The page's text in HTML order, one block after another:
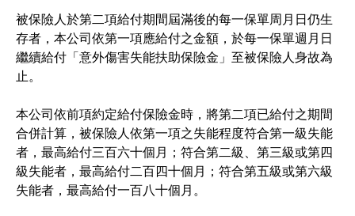
被保險人於第二項給付期間屆滿後的每一保單周月日仍生
存者，本公司依第一項應給付之金額，於每一保單週月日
繼續給付「意外傷害失能扶助保險金」至被保險人身故為
止。
本公司依前項約定給付保險金時，將第二項已給付之期間
合併計算，被保險人依第一項之失能程度符合第一級失能
者，最高給付三百六十個月；符合第二級、第三級或第四
級失能者，最高給付二百四十個月；符合第五級或第六級
失能者，最高給付一百八十個月。